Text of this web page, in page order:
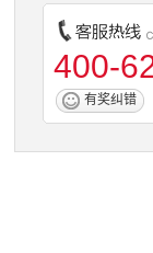
400-
有奖纠错